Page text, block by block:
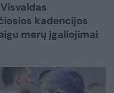
kadencijos
merų įgaliojimai